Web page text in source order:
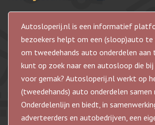
Autosloperij.nl is een informatief
bezoekers helpt om een (sloop)auto te
om tweedehands auto onderdelen aan
kunt op zoek naar een autosloop die
voor gemak? Autosloperij.nl werkt op
(tweedehands) auto onderdelen samen
Onderdelenlijn en biedt, in
adverteerders en autobedrijven, een